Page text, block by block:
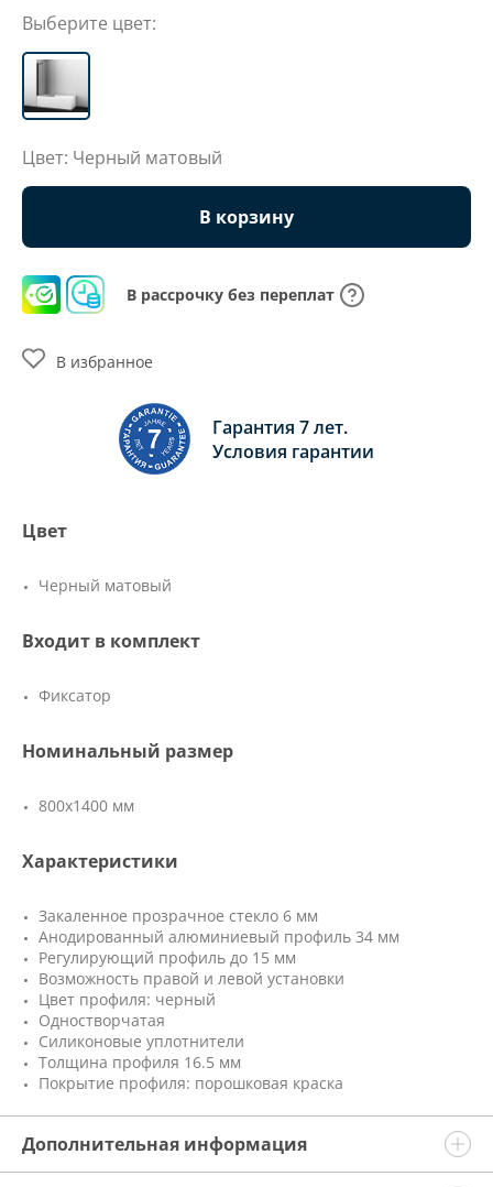
Выберите цвет:
Цвет: Черный матовый
В корзину
В рассрочку без переплат
Гарантия 7 лет.
Условия гарантии
В избранное
Цвет
Черный матовый
Входит в комплект
Фиксатор
Номинальный размер
800х1400 мм
Характеристики
Закаленное прозрачное стекло 6 мм
Анодированный алюминиевый профиль 34 мм
Регулирующий профиль до 15 мм
Возможность правой и левой установки
Цвет профиля: черный
Одностворчатая
Силиконовые уплотнители
Толщина профиля 16.5 мм
Покрытие профиля: порошковая краска
Дополнительная информация